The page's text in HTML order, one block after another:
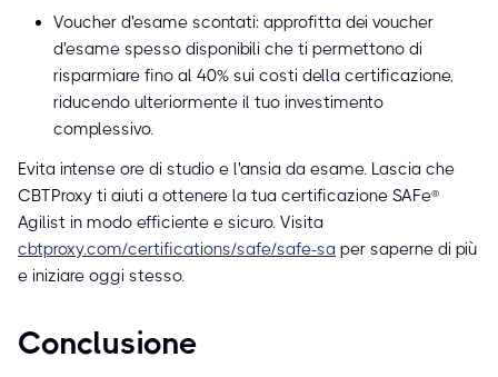
Voucher d'esame scontati: approfitta dei voucher
d'esame spesso disponibili che ti permettono di
risparmiare fino al 40% sui costi della certificazione,
riducendo ulteriormente il tuo investimento
complessivo.
Evita intense ore di studio e l'ansia da esame. Lascia che
CBTProxy ti aiuti a ottenere la tua certificazione SAFe®
Agilist in modo efficiente e sicuro. Visita
cbtproxy.com/certifications/safe/safe-sa per saperne di più
e iniziare oggi stesso.
Conclusione